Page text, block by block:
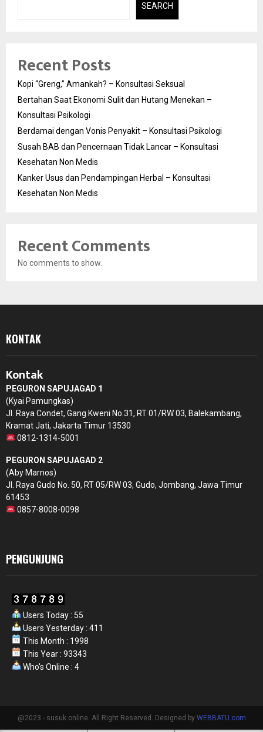
SEARCH
Recent Posts
Kopi “Greng,” Amankah? – Konsultasi Seksual
Bertahan Saat Ekonomi Sulit dan Hutang Menekan –
Konsultasi Psikologi
Berdamai dengan Vonis Penyakit – Konsultasi Psikologi
Susah BAB dan Pencernaan Tidak Lancar – Konsultasi
Kesehatan Non Medis
Kanker Usus dan Pendampingan Herbal – Konsultasi
Kesehatan Non Medis
Recent Comments
No comments to show.
KONTAK
Kontak
PEGURON SAPUJAGAD 1
(Kyai Pamungkas)
Jl. Raya Condet, Gang Kweni No.31, RT 01/RW 03, Balekambang,
Kramat Jati, Jakarta Timur 13530
0812-1314-5001
PEGURON SAPUJAGAD 2
(Aby Marnos)
Jl. Raya Gudo No. 50, RT 05/RW 03, Gudo, Jombang, Jawa Timur
61453
0857-8008-0098
PENGUNJUNG
Users Today : 55
Users Yesterday : 411
This Month : 1998
This Year : 93343
Who's Online : 4
@2023 - susuk.online. All Right Reserved. Designed by WEBBATU.com